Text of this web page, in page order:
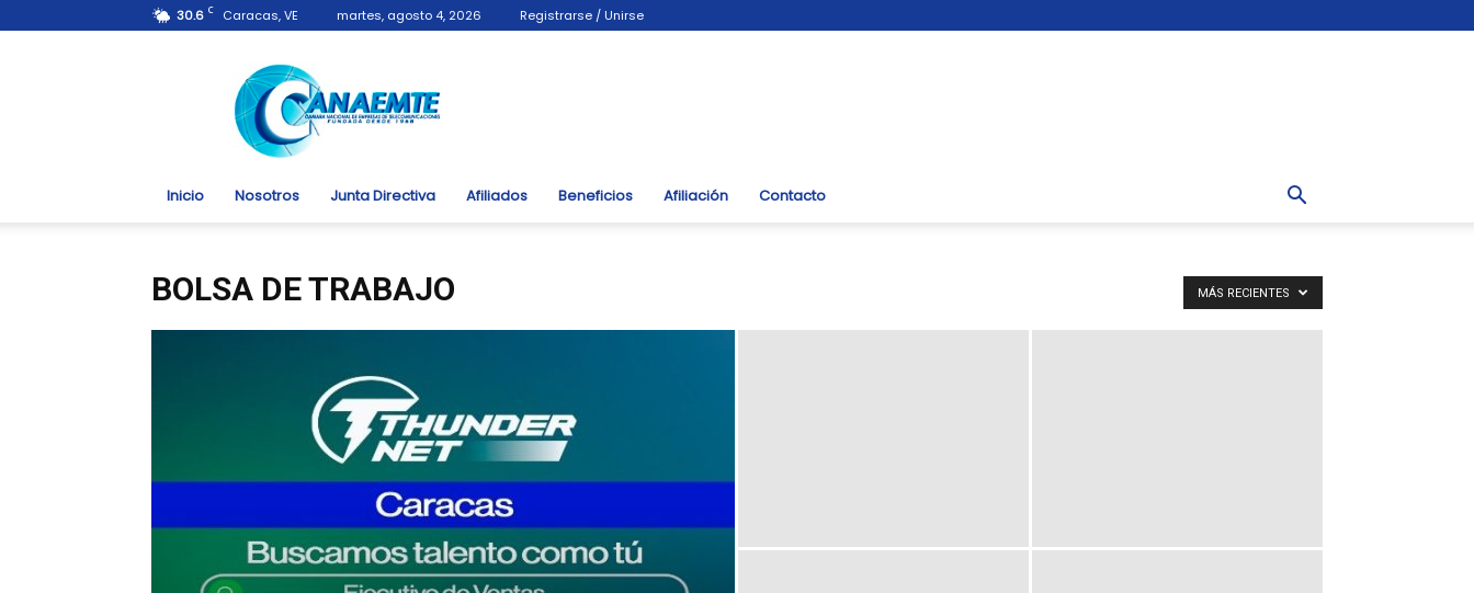
30.6 C Caracas, VE martes, agosto 4, 2026 Registrarse / Unirse
Canaemte.org.ve
Inicio Nosotros Junta Directiva Afiliados Beneficios Afiliación Contacto
BOLSA DE TRABAJO MÁS RECIENTES